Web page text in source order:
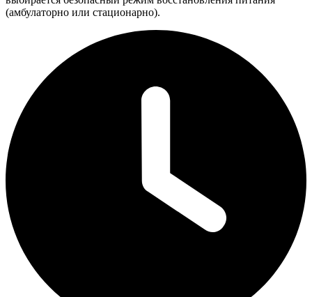
(амбулаторно или стационарно).